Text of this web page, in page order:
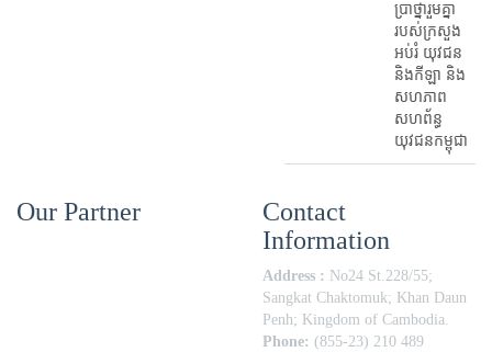
ប្រាថ្នារួមគ្នា
របស់ក្រសួង
អប់រំ​ យុវជន
និងកីឡា និង
សហភាព
សហព័ន្ធ
យុវជនកម្ពុជា
Our Partner
Contact
Information
Address : No24 St.228/55;
Sangkat Chaktomuk; Khan Daun
Penh; Kingdom of Cambodia.
Phone: (855-23) 210 489